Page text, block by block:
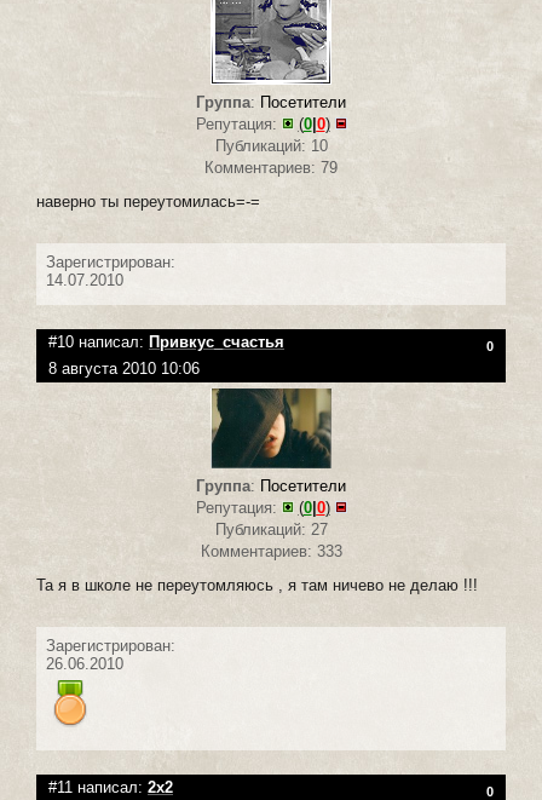
Группа: Посетители
Репутация:
(0| 0)
Публикаций: 10
Комментариев: 79
наверно ты переутомилась=-=
Зарегистрирован:
14.07.2010
#10 написал: Привкус_счастья 0
8 августа 2010 10:06
Группа: Посетители
Репутация:
(0| 0)
Публикаций: 27
Комментариев: 333
Та я в школе не переутомляюсь , я там ничево не делаю !!!
Зарегистрирован:
26.06.2010
#11 написал: 2x2 0